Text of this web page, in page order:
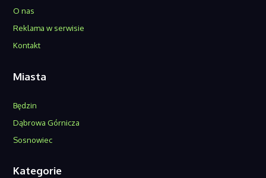
O nas
Reklama w serwisie
Kontakt
Miasta
Będzin
Dąbrowa Górnicza
Sosnowiec
Kategorie